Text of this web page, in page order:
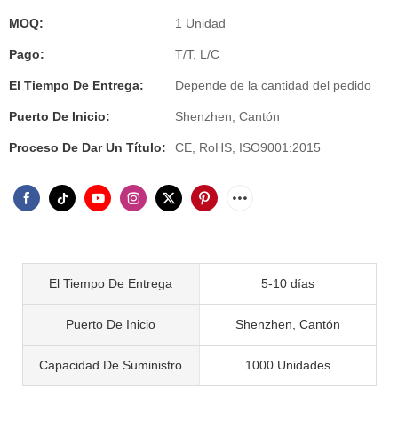
MOQ: 1 Unidad
Pago: T/T, L/C
El Tiempo De Entrega: Depende de la cantidad del pedido
Puerto De Inicio: Shenzhen, Cantón
Proceso De Dar Un Título: CE, RoHS, ISO9001:2015
El Tiempo De Entrega 5-10 días
Puerto De Inicio Shenzhen, Cantón
Capacidad De Suministro 1000 Unidades